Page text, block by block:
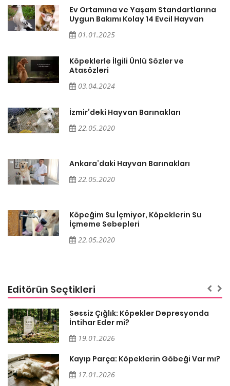
Ev Ortamına ve Yaşam Standartlarına
Uygun Bakımı Kolay 14 Evcil Hayvan
01.01.2025
Köpeklerle İlgili Ünlü Sözler ve
Atasözleri
03.04.2024
İzmir’deki Hayvan Barınakları
22.05.2020
Ankara’daki Hayvan Barınakları
22.05.2020
Köpeğim Su İçmiyor, Köpeklerin Su
İçmeme Sebepleri
22.05.2020
Editörün Seçtikleri
Sessiz Çığlık: Köpekler Depresyonda
İntihar Eder mi?
19.01.2026
Kayıp Parça: Köpeklerin Göbeği Var mı?
17.01.2026